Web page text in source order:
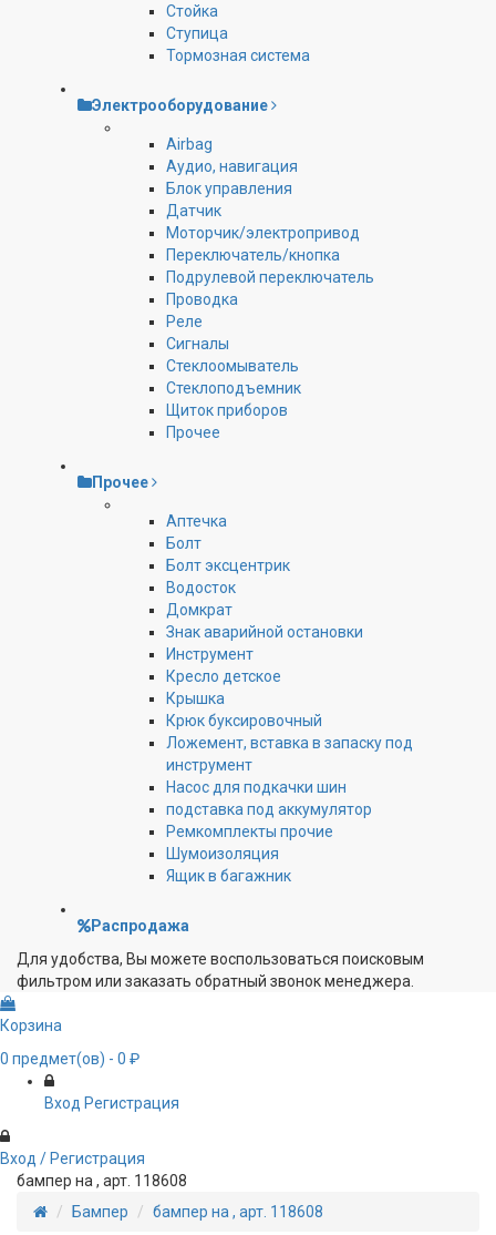
Стойка
Ступица
Тормозная система
Электрооборудование
Airbag
Аудио, навигация
Блок управления
Датчик
Моторчик/электропривод
Переключатель/кнопка
Подрулевой переключатель
Проводка
Реле
Сигналы
Стеклоомыватель
Стеклоподъемник
Щиток приборов
Прочее
Прочее
Аптечка
Болт
Болт эксцентрик
Водосток
Домкрат
Знак аварийной остановки
Инструмент
Кресло детское
Крышка
Крюк буксировочный
Ложемент, вставка в запаску под
инструмент
Насос для подкачки шин
подставка под аккумулятор
Ремкомплекты прочие
Шумоизоляция
Ящик в багажник
Распродажа
Для удобства, Вы можете воспользоваться поисковым
фильтром или заказать обратный звонок менеджера.
Корзина
0 предмет(ов) - 0 ₽
Вход Регистрация
Вход / Регистрация
бампер на , арт. 118608
Бампер
бампер на , арт. 118608